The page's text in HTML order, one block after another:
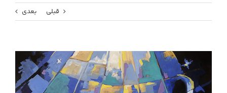
قبلی بعدی
تصویر
بزرگتر